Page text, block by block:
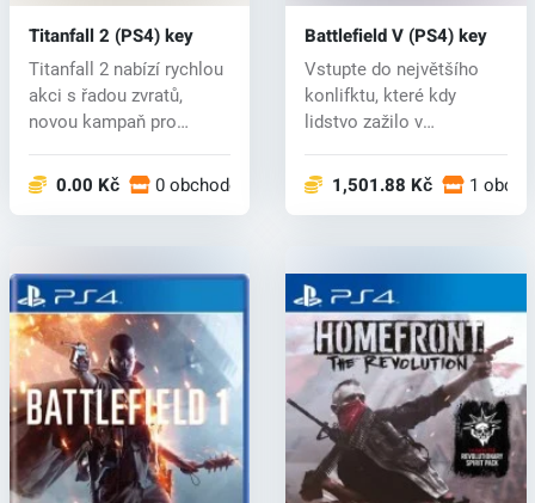
Titanfall 2 (PS4) key
Titanfall 2 nabízí rychlou
akci s řadou zvratů,
novou kampaň pro
0.00 Kč 0 obchodech
Battlefield V (PS4) key
Vstupte do největšího
konlifktu, které kdy
lidstvo zažilo v
1,501.88 Kč 1